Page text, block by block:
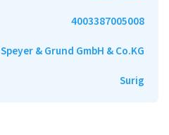
4003387005008
Speyer & Grund GmbH & Co.KG
Surig